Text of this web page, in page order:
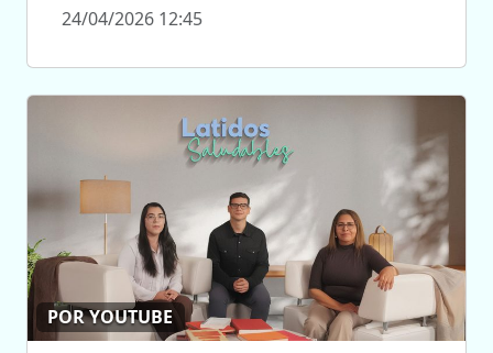
24/04/2026 12:45
POR YOUTUBE